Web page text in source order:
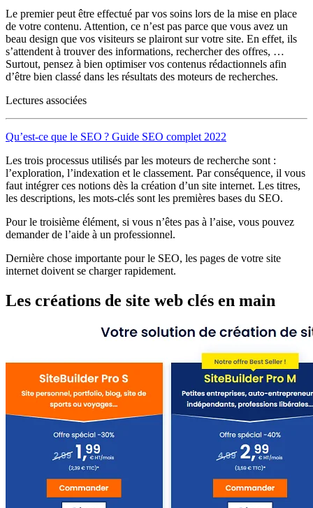
Le premier peut être effectué par vos soins lors de la mise en place
de votre contenu. Attention, ce n’est pas parce que vous avez un
beau design que vos visiteurs se plairont sur votre site. En effet, ils
s’attendent à trouver des informations, rechercher des offres, …
Surtout, pensez à bien optimiser vos contenus rédactionnels afin
d’être bien classé dans les résultats des moteurs de recherches.
Lectures associées
Qu’est-ce que le SEO ? Guide SEO complet 2022
Les trois processus utilisés par les moteurs de recherche sont :
l’exploration, l’indexation et le classement. Par conséquence, il vous
faut intégrer ces notions dès la création d’un site internet. Les titres,
les descriptions, les mots-clés sont les premières bases du SEO.
Pour le troisième élément, si vous n’êtes pas à l’aise, vous pouvez
demander de l’aide à un professionnel.
Dernière chose importante pour le SEO, les pages de votre site
internet doivent se charger rapidement.
Les créations de site web clés en main